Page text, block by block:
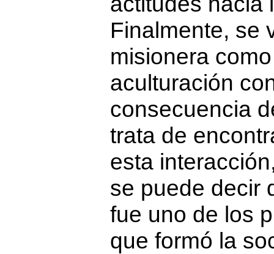
Finalmente, se
misionera
aculturación
consecuencia
trata de
esta
se puede decir
fue uno de los
que formó la